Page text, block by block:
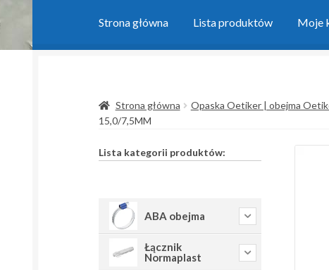
Strona główna Lista produktów Moje
Sposoby płatności i dostawyZamówienie
Strona główna Opaska Oetiker | obejma
15,0/7,5MM
Lista kategorii produktów:
ABA obejma
Łącznik
Normaplast